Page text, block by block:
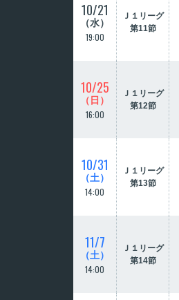
10/21
（水）
19:00
Ｊ１リーグ
第11節
10/25
（日）
16:00
Ｊ１リーグ
第12節
10/31
（土）
14:00
Ｊ１リーグ
第13節
11/7
（土）
14:00
Ｊ１リーグ
第14節